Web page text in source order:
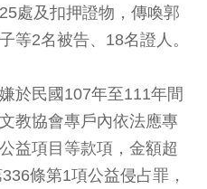
處及扣押證物，傳喚郭
等2名被告、18名證人。
於民國107年至111年間
教協會專戶內依法應專
益項目等款項，金額超
條第1項公益侵占罪，